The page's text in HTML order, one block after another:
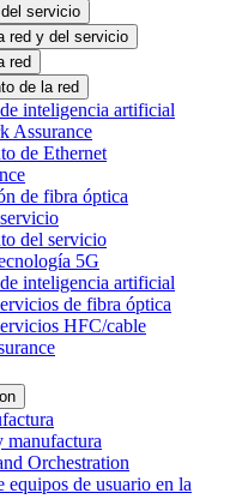
servicio
red y del servicio
red
de la red
inteligencia artificial
Assurance
de Ethernet
de fibra óptica
del servicio
5G
inteligencia artificial
de fibra óptica
HFC/cable
manufactura
Orchestration
equipos de usuario en la